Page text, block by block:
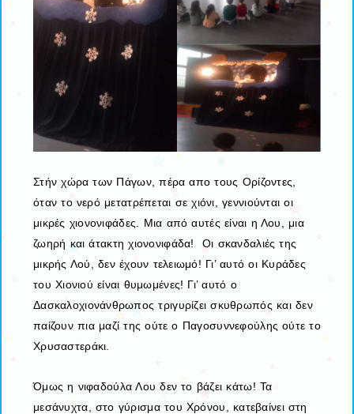
Στήν χώρα των Πάγων, πέρα απο τους Ορίζοντες,
όταν το νερό μετατρέπεται σε χιόνι, γεννιούνται οι
μικρές χιονονιφάδες. Μια από αυτές είναι η Λου, μια
ζωηρή και άτακτη χιονονιφάδα! Οι σκανδαλιές της
μικρής Λού, δεν έχουν τελειωμό! Γι’ αυτό οι Κυράδες
του Χιονιού είναι θυμωμένες! Γι’ αυτό ο
Δασκαλοχιονάνθρωπος τριγυρίζει σκυθρωπός και δεν
παίζουν πια μαζί της ούτε ο Παγοσυννεφούλης ούτε το
Χρυσαστεράκι.
Όμως η νιφαδούλα Λου δεν το βάζει κάτω! Τα
μεσάνυχτα, στο γύρισμα του Χρόνου, κατεβαίνει στη